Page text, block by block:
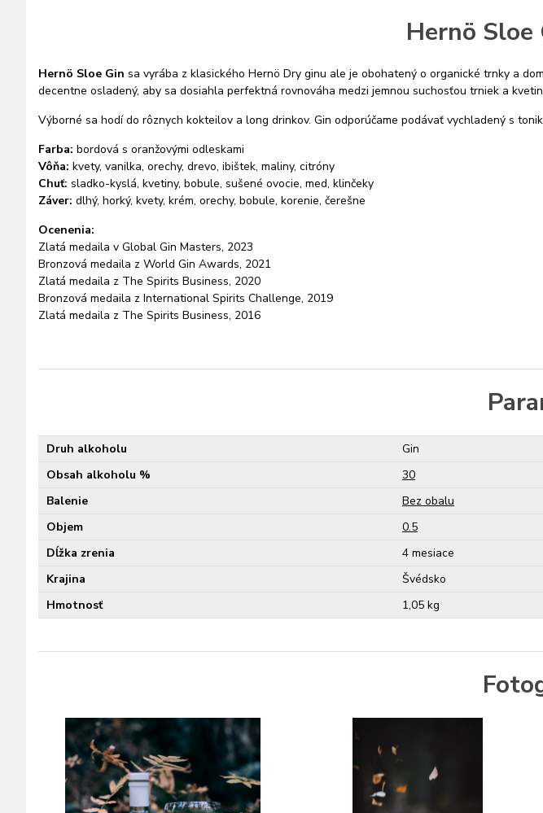
Hernö
Hernö Sloe Gin sa vyrába z klasického Hernö Dry ginu ale je obohatený o organické trnky a
decentne osladený, aby sa dosiahla perfektná rovnováha medzi jemnou suchosťou trniek a
Výborné sa hodí do rôznych kokteilov a long drinkov. Gin odporúčame podávať vychladený s
Farba: bordová s oranžovými odleskami
Vôňa: kvety, vanilka, orechy, drevo, ibištek, maliny, citróny
Chuť: sladko-kyslá, kvetiny, bobule, sušené ovocie, med, klinčeky
Záver: dlhý, horký, kvety, krém, orechy, bobule, korenie, čerešne
Ocenenia:
Zlatá medaila v Global Gin Masters, 2023
Bronzová medaila z World Gin Awards, 2021
Zlatá medaila z The Spirits Business, 2020
Bronzová medaila z International Spirits Challenge, 2019
Zlatá medaila z The Spirits Business, 2016
Druh alkoholu
Gin
Obsah alkoholu %
30
Balenie
Bez obalu
Objem
0.5
Dĺžka zrenia
4 mesiace
Krajina
Švédsko
Hmotnosť
1,05 kg